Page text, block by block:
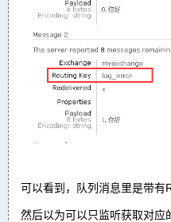
可以看到，队列消息里是带有
然后以为可以只监听获取对